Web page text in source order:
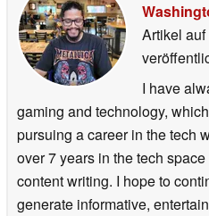
Artikel
I have
gaming and technology,
pursuing a career in the tech
over 7 years in the tech
content writing. I hope to
generate informative,